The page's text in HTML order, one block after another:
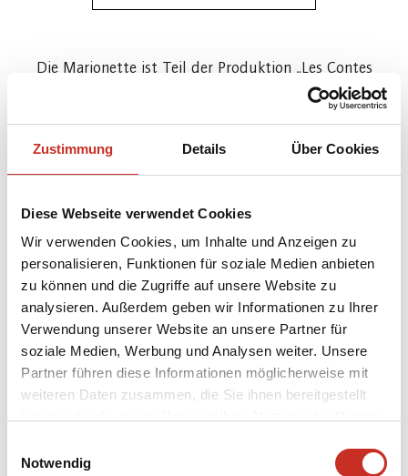
Zustimmung Details Über Cookies
Diese Webseite verwendet Cookies
Wir verwenden Cookies, um Inhalte und Anzeigen zu
personalisieren, Funktionen für soziale Medien anbieten
zu können und die Zugriffe auf unsere Website zu
analysieren. Außerdem geben wir Informationen zu Ihrer
Verwendung unserer Website an unsere Partner für
soziale Medien, Werbung und Analysen weiter. Unsere
Partner führen diese Informationen möglicherweise mit
weiteren Daten zusammen, die Sie ihnen bereitgestellt
Notwendig
Die Marionette ist Teil der Produktion „Les Contes
d'Hoffmann“ („Hoffmanns Erzählungen“) [J.
Offenbach (Komponist), Jules Barbier (Librettist)]
des Salzburger Marionettentheaters (1985) in einer
Inszenierung von Wolf-Dieter Ludwig
Bühnenbild von Günther Schneider-Siemssen.
Bildhauer
Pointner, Edmund